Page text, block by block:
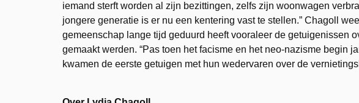
iemand sterft worden al zijn bezittingen, zelfs zijn woonwagen
jongere generatie is er nu een kentering vast te stellen.” Chagoll
gemeenschap lange tijd geduurd heeft vooraleer de getuigenissen
gemaakt werden. “Pas toen het facisme en het neo-nazisme begin
kwamen de eerste getuigen met hun wedervaren over de